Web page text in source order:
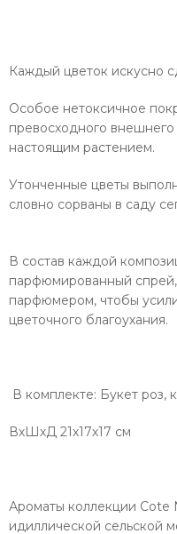
Каждый цветок искусно
Особое нетоксичное
превосходного внешнего
настоящим растением.
Утонченные цветы
словно сорваны в саду
В состав каждой
парфюмированный
парфюмером, чтобы
цветочного благоухания.
В комплекте: Букет роз,
ВхШхД 21х17х17 см
Ароматы коллекции Cote
идиллической сельской